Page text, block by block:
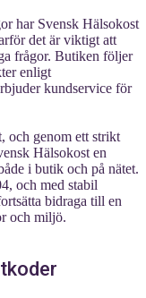
har Svensk Hälsokost
det är viktigt att
frågor. Butiken följer
enligt
kundservice för
och genom ett strikt
Hälsokost en
i butik och på nätet.
och med stabil
bidraga till en
och miljö.